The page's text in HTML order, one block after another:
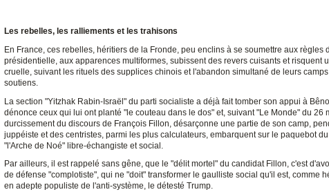
Les rebelles, les ralliements et les trahisons
En France, ces rebelles, héritiers de la Fronde, peu enclins à se soumettre aux règles
présidentielle, aux apparences multiformes, subissent des revers cuisants et risquent
cruelle, suivant les rituels des supplices chinois et l'abandon simultané de leurs
soutiens.
La section "Yitzhak Rabin-Israël" du parti socialiste a déjà fait tomber son appui à
dénonce ceux qui lui ont planté "le couteau dans le dos" et, suivant "Le Monde" du 26
durcissement du discours de François Fillon, désarçonne une partie de son camp,
juppéiste et des centristes, parmi les plus calculateurs, embarquent sur le paquebot du
"l'Arche de Noé" libre-échangiste et social.
Par ailleurs, il est rappelé sans gêne, que le "délit mortel" du candidat Fillon, c'est
de défense "complotiste", qui ne "doit" transformer le gaulliste social qu'il est, comme
en adepte populiste de l'anti-système, le détesté Trump.